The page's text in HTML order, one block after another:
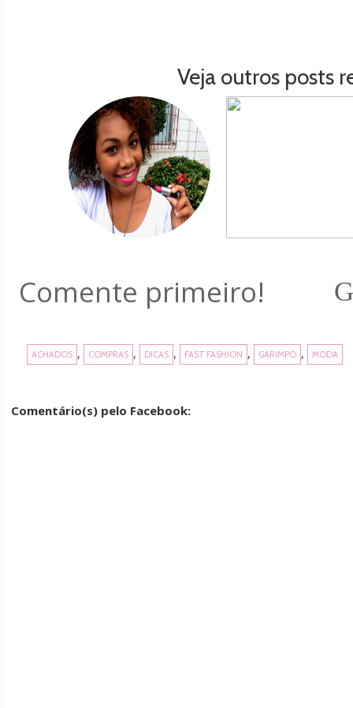
Veja outros posts
Comente primeiro!
ACHADOS , COMPRAS , DICAS , FAST FASHION , GARIMPO , MODA
Comentário(s) pelo Facebook: